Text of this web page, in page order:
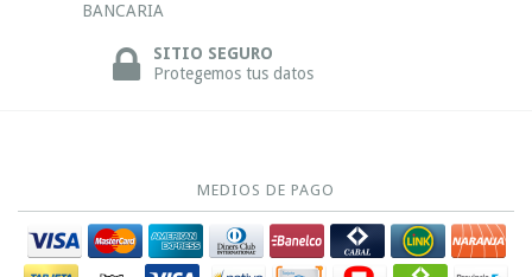
BANCARIA
SITIO SEGURO
Protegemos tus datos
MEDIOS DE PAGO